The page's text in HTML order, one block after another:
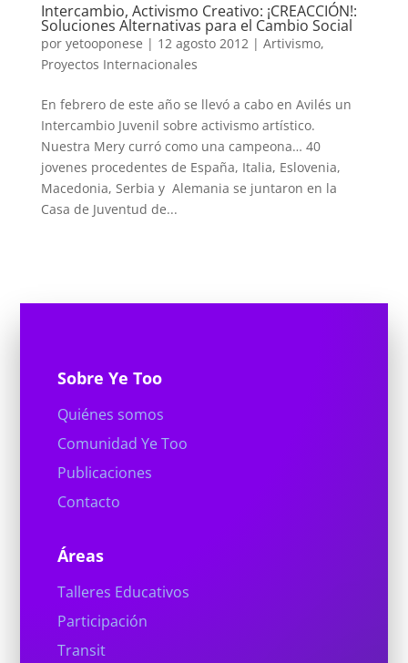
Intercambio, Activismo Creativo: ¡CREACCIÓN!:
Soluciones Alternativas para el Cambio Social
por yetooponese | 12 agosto 2012| Artivismo,
Proyectos Internacionales
En febrero de este año se llevó a cabo en Avilés un
Intercambio Juvenil sobre activismo artístico.
Nuestra Mery curró como una campeona… 40
jovenes procedentes de España, Italia, Eslovenia,
Macedonia, Serbia y Alemania se juntaron en la
Casa de Juventud de...
Sobre Ye Too
Quiénes somos
Comunidad Ye Too
Publicaciones
Contacto
Áreas
Talleres Educativos
Participación
Transit